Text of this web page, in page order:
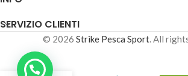
SERVIZIO CLIENTI
© 2026 Strike Pesca Sport. All
MEIHO
VERSUS